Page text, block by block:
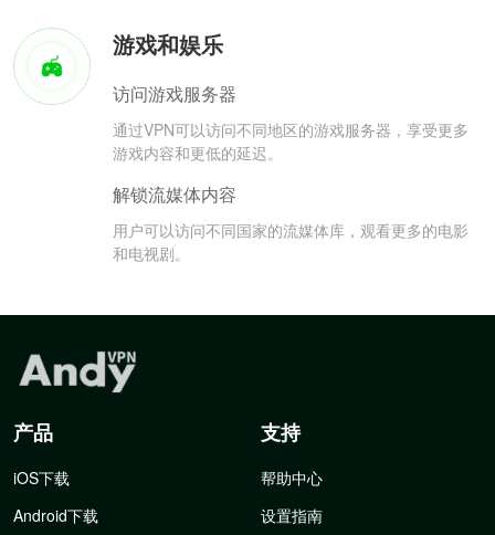
游戏和娱乐
访问游戏服务器
通过VPN可以访问不同地区的游戏服务器，享受更多
游戏内容和更低的延迟。
解锁流媒体内容
用户可以访问不同国家的流媒体库，观看更多的电影
和电视剧。
产品
iOS下载
Android下载
支持
帮助中心
设置指南